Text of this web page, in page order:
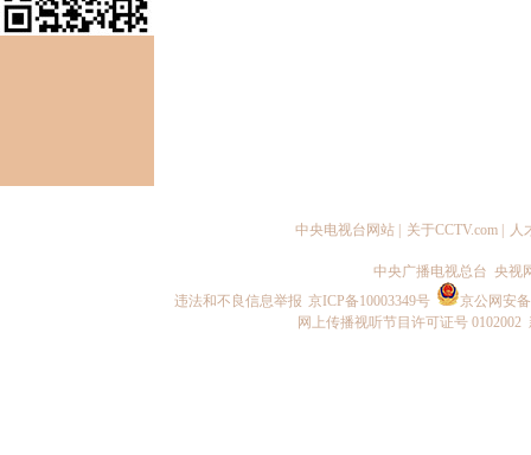
中央电视台网站 关于CCTV.com 人
中央广播电视总台 央视
违法和不良信息举报 京ICP备10003349号
京公网安备
网上传播视听节目许可证号 0102002